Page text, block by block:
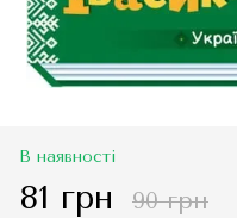
В наявності
81 грн 90 грн